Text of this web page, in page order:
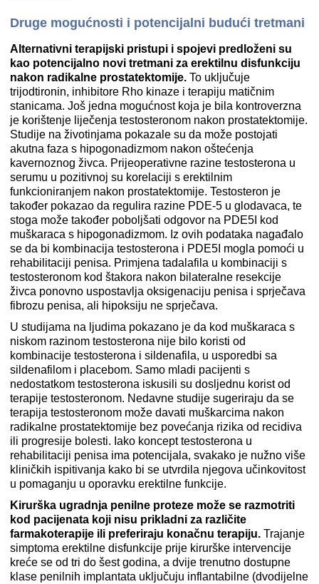
Druge mogućnosti i potencijalni budući tretmani
Alternativni terapijski pristupi i spojevi predloženi su
kao potencijalno novi tretmani za erektilnu disfunkciju
nakon radikalne prostatektomije. To uključuje
trijodtironin, inhibitore Rho kinaze i terapiju matičnim
stanicama. Još jedna mogućnost koja je bila kontroverzna
je korištenje liječenja testosteronom nakon prostatektomije.
Studije na životinjama pokazale su da može postojati
akutna faza s hipogonadizmom nakon oštećenja
kavernoznog živca. Prijeoperativne razine testosterona u
serumu u pozitivnoj su korelaciji s erektilnim
funkcioniranjem nakon prostatektomije. Testosteron je
također pokazao da regulira razine PDE-5 u glodavaca, te
stoga može također poboljšati odgovor na PDE5I kod
muškaraca s hipogonadizmom. Iz ovih podataka nagađalo
se da bi kombinacija testosterona i PDE5I mogla pomoći u
rehabilitaciji penisa. Primjena tadalafila u kombinaciji s
testosteronom kod štakora nakon bilateralne resekcije
živca ponovno uspostavlja oksigenaciju penisa i sprječava
fibrozu penisa, ali hipoksiju ne sprječava.
U studijama na ljudima pokazano je da kod muškaraca s
niskom razinom testosterona nije bilo koristi od
kombinacije testosterona i sildenafila, u usporedbi sa
sildenafilom i placebom. Samo mladi pacijenti s
nedostatkom testosterona iskusili su dosljednu korist od
terapije testosteronom. Nedavne studije sugeriraju da se
terapija testosteronom može davati muškarcima nakon
radikalne prostatektomije bez povećanja rizika od recidiva
ili progresije bolesti. Iako koncept testosterona u
rehabilitaciji penisa ima potencijala, svakako je nužno više
kliničkih ispitivanja kako bi se utvrdila njegova učinkovitost
u pomaganju u oporavku erektilne funkcije.
Kirurška ugradnja penilne proteze može se razmotriti
kod pacijenata koji nisu prikladni za različite
farmakoterapije ili preferiraju konačnu terapiju. Trajanje
simptoma erektilne disfunkcije prije kirurške intervencije
kreće se od tri do šest godina, a dvije trenutno dostupne
klase penilnih implantata uključuju inflantabilne (dvodijelne